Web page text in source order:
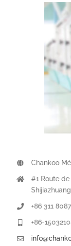
Chankoo
#1 Route
+86 311
+86-